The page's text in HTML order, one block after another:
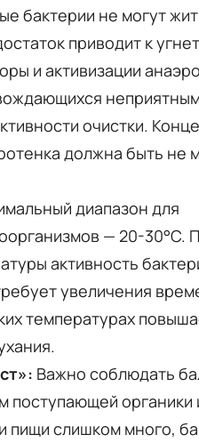
бактерии не могут
приводит к
и активизации
очистки.
должна быть не
диапазон для
— 20-30°C.
активность
увеличения
температурах
Важно соблюдать
поступающей органики
пищи слишком много,